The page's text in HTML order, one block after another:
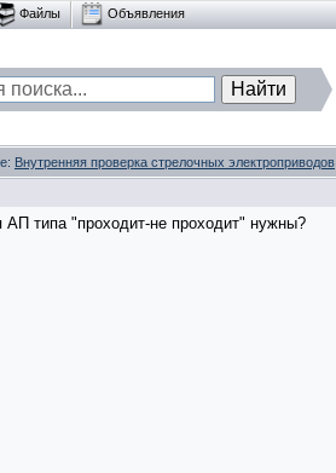
Файлы Объявления
Внутренняя проверка стрелочных электроприводов
типа "проходит-не проходит" нужны?